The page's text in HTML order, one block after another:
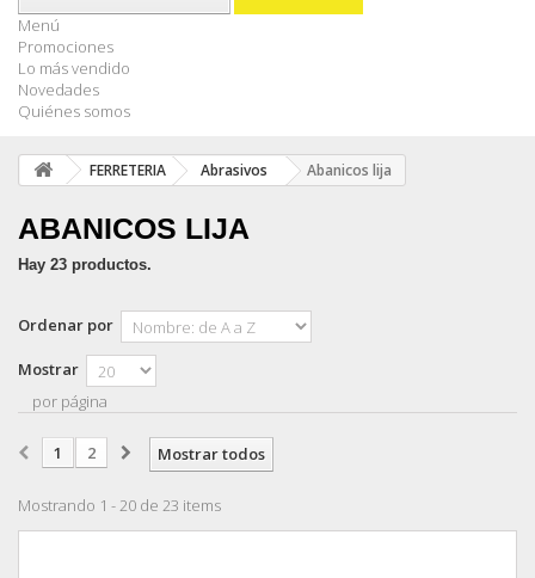
Menú
Promociones
Lo más vendido
Novedades
Quiénes somos
FERRETERIA Abrasivos Abanicos lija
ABANICOS LIJA
Hay 23 productos.
Ordenar por
Mostrar
por página
Mostrar todos
1 2
Mostrando 1 - 20 de 23 items